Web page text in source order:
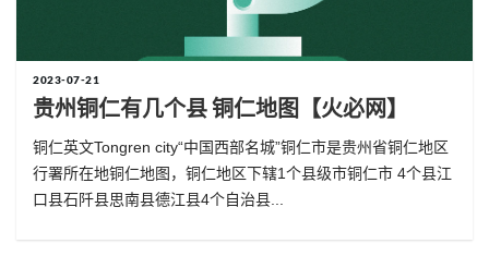
2023-07-21
贵州铜仁有几个县 铜仁地图【火必网】
铜仁英文Tongren city“中国西部名城”铜仁市是贵州省铜仁地区
行署所在地铜仁地图，铜仁地区下辖1个县级市铜仁市 4个县江
口县石阡县思南县德江县4个自治县...